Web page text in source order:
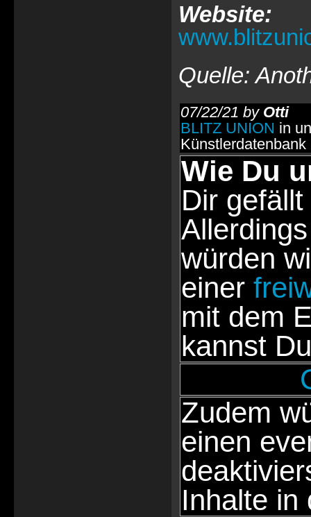
Website:
Quelle:
07/22/21 by Otti
BLITZ UNION in
Künstlerdatenbank
Wie Du
Dir
würden
einer
mit dem
kannst
Zudem
einen
Inhalte in